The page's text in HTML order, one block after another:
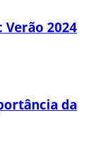
Verão 2024
da